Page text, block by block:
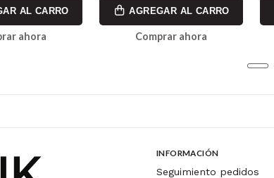
AL CARRO
ahora
AGREGAR AL CARRO
Comprar ahora
INFORMACIÓN
Seguimiento pedidos